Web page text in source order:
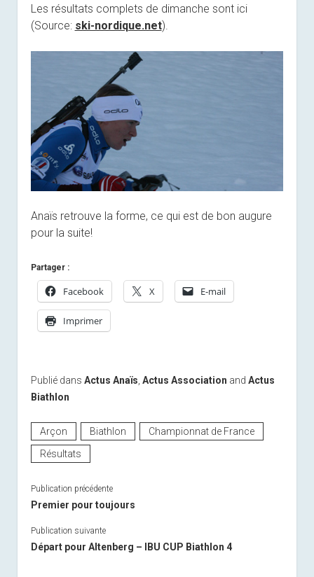
Les résultats complets de dimanche sont ici
(Source: ski-nordique.net).
Anaïs retrouve la forme, ce qui est de bon augure
pour la suite!
Partager :
Facebook X E-mail
Imprimer
Publié dans Actus Anaïs Actus Association and Actus
Biathlon
Arçon Biathlon
Championnat de France
Résultats
Publication précédente
Premier pour toujours
Publication suivante
Départ pour Altenberg – IBU CUP Biathlon 4